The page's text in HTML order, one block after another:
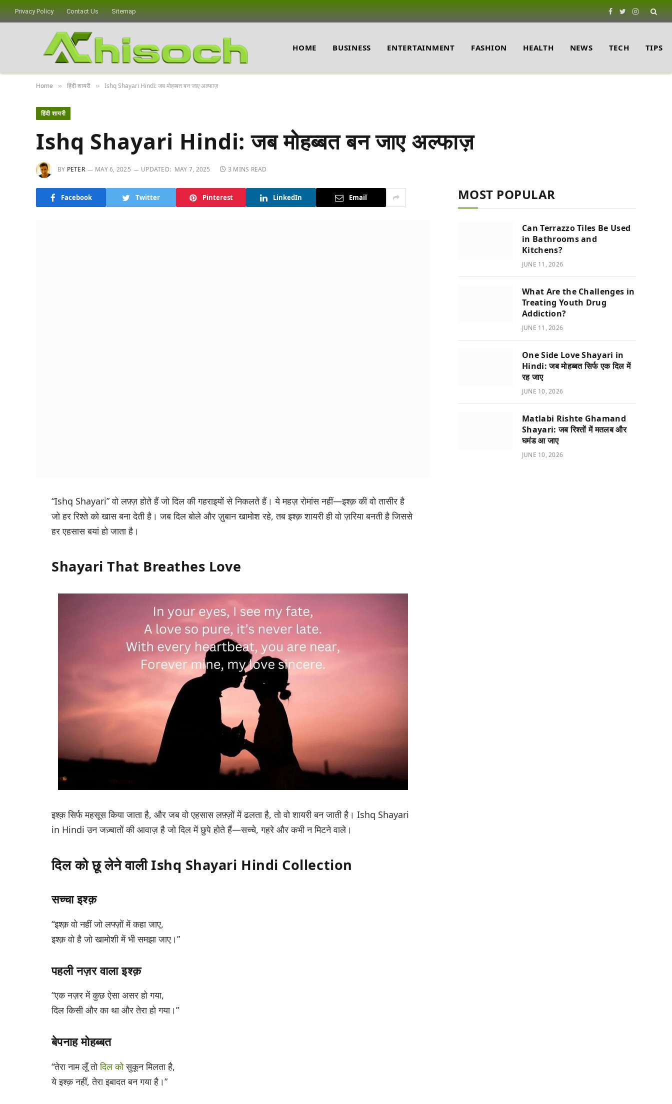
Privacy Policy Contact Us Sitemap Facebook
TwitterInstagram
HOME BUSINESS ENTERTAINMENT FASHION HEALTH NEWS TECH TIPS
Home » हिंदी शायरी » Ishq Shayari Hindi: जब मोहब्बत बन जाए अल्फाज़
हिंदी शायरी
Ishq Shayari Hindi: जब मोहब्बत बन जाए अल्फाज़
BY PETER MAY 6, 2025 UPDATED: MAY 7, 2025 3 MINS READ
Facebook Twitter Pinterest LinkedIn Email
“Ishq Shayari”वो लफ़्ज़ होते हैं जो दिल की गहराइयों से निकलते हैं। ये महज़ रोमांस नहीं—इश्क़ की वो तासीर है
जो हर रिश्ते को खास बना देती है। जब दिल बोले और ज़ुबान खामोश रहे, तबइश्क़ शायरीही वो ज़रिया बनती है जिससे
हर एहसास बयां हो जाता है।
Shayari That Breathes Love
इश्क़ सिर्फ महसूस किया जाता है, और जब वो एहसास लफ़्ज़ों में ढलता है, तो वो शायरी बन जाती है। Ishq Shayari
in Hindi उन जज़्बातों की आवाज़ है जो दिल में छुपे होते हैं—सच्चे, गहरे और कभी न मिटने वाले।
दिल को छू लेने वाली Ishq Shayari Hindi Collection
सच्चा इश्क़
“इश्क़ वो नहीं जो लफ्ज़ों में कहा जाए,
इश्क़ वो है जो खामोशी में भी समझा जाए।”
पहली नज़र वाला इश्क़
“एक नज़र में कुछ ऐसा असर हो गया,
दिल किसी और का था और तेरा हो गया।”
बेपनाह मोहब्बत
“तेरा नाम लूँ तोदिल कोसुकून मिलता है,
ये इश्क़ नहीं, तेरा इबादत बन गया है।”
MOST POPULAR
Can Terrazzo Tiles Be Used
in Bathrooms and
Kitchens?
JUNE 11, 2026
What Are the Challenges in
Treating Youth Drug
Addiction?
JUNE 11, 2026
One Side Love Shayari in
Hindi: जब मोहब्बत सिर्फ एक दिल में
रह जाए
JUNE 10, 2026
Matlabi Rishte Ghamand
Shayari: जब रिश्तों में मतलब और
घमंड आ जाए
JUNE 10, 2026